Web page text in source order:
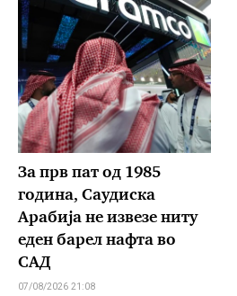
За прв пат од 1985
година, Саудиска
Арабија не извезе ниту
еден барел нафта во
САД
07/08/2026 21:08